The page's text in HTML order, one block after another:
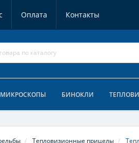
Оплата Контакты
МИКРОСКОПЫ БИНОКЛИ
Тепловизионные прицелы